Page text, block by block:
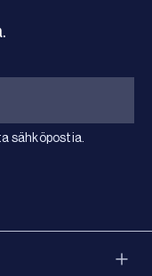
sähköpostia.